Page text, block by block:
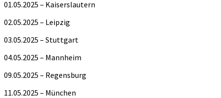
01.05.2025 – Kaiserslautern
02.05.2025 – Leipzig
03.05.2025 – Stuttgart
04.05.2025 – Mannheim
09.05.2025 – Regensburg
11.05.2025 – München